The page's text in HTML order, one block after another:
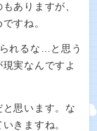
ありますが、
すね。
れるな…と思う
実なんですよ
思います。な
きますね。